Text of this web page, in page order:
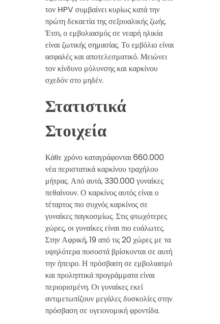
τον HPV συμβαίνει κυρίως κατά την
πρώτη δεκαετία της σεξουαλικής ζωής.
Έτσι, ο εμβολιασμός σε νεαρή ηλικία
είναι ζωτικής σημασίας. Το εμβόλιο είναι
ασφαλές και αποτελεσματικό. Μειώνει
τον κίνδυνο μόλυνσης και καρκίνου
σχεδόν στο μηδέν.
Στατιστικά
Στοιχεία
Κάθε χρόνο καταγράφονται 660.000
νέα περιστατικά καρκίνου τραχήλου
μήτρας. Από αυτά, 330.000 γυναίκες
πεθαίνουν. Ο καρκίνος αυτός είναι ο
τέταρτος πιο συχνός καρκίνος σε
γυναίκες παγκοσμίως. Στις φτωχότερες
χώρες, οι γυναίκες είναι πιο ευάλωτες.
Στην Αφρική, 19 από τις 20 χώρες με τα
υψηλότερα ποσοστά βρίσκονται σε αυτή
την ήπειρο. Η πρόσβαση σε εμβολιασμό
και προληπτικά προγράμματα είναι
περιορισμένη. Οι γυναίκες εκεί
αντιμετωπίζουν μεγάλες δυσκολίες στην
πρόσβαση σε υγειονομική φροντίδα.